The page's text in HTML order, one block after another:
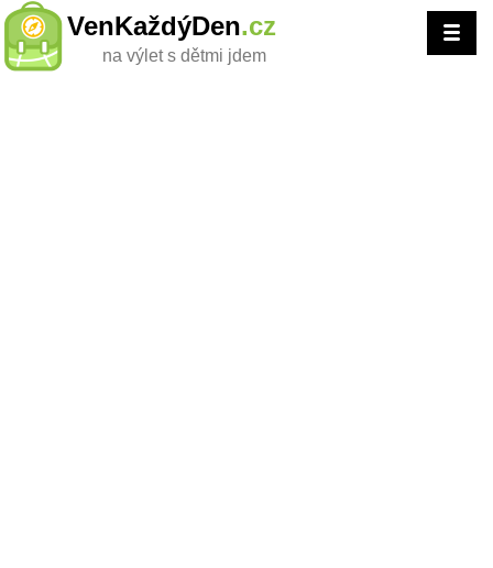
VenKaždýDen.cz
na výlet s dětmi jdem